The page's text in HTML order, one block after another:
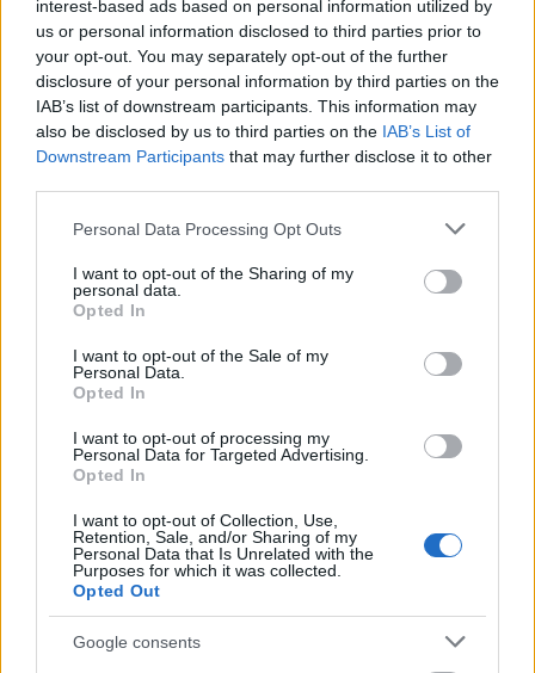
interest-based ads based on personal information utilized by
us or personal information disclosed to third parties prior to
your opt-out. You may separately opt-out of the further
disclosure of your personal information by third parties on the
IAB’s list of downstream participants. This information may
also be disclosed by us to third parties on the IAB’s List of
Downstream Participants that may further disclose it to other
Please note that this website/app uses one or more Google
not limited to your visit or usage behaviour. You may click to
grant or deny consent to Google and its third-party tags to
use your data for below specified purposes in below Google
consent section.
Personal Data Processing Opt Outs
I want to opt-out of the Sharing of my
personal data.
Opted In
I want to opt-out of the Sale of my
Personal Data.
Opted In
I want to opt-out of processing my
Personal Data for Targeted Advertising.
Opted In
I want to opt-out of Collection, Use,
Retention, Sale, and/or Sharing of my
Personal Data that Is Unrelated with the
Purposes for which it was collected.
Opted Out
Google consents
Stare słowniki straszą młodą korektę
Rada dla miłośników Tatr
Ciekawostki
gronorost—Morzypłodo dyktand
— Ile jest w języku polskim wyrazów z samym „h”?
— Pochodzenie
Mogą Cię zainteresować również hasła
alterglobalizm
lastryko